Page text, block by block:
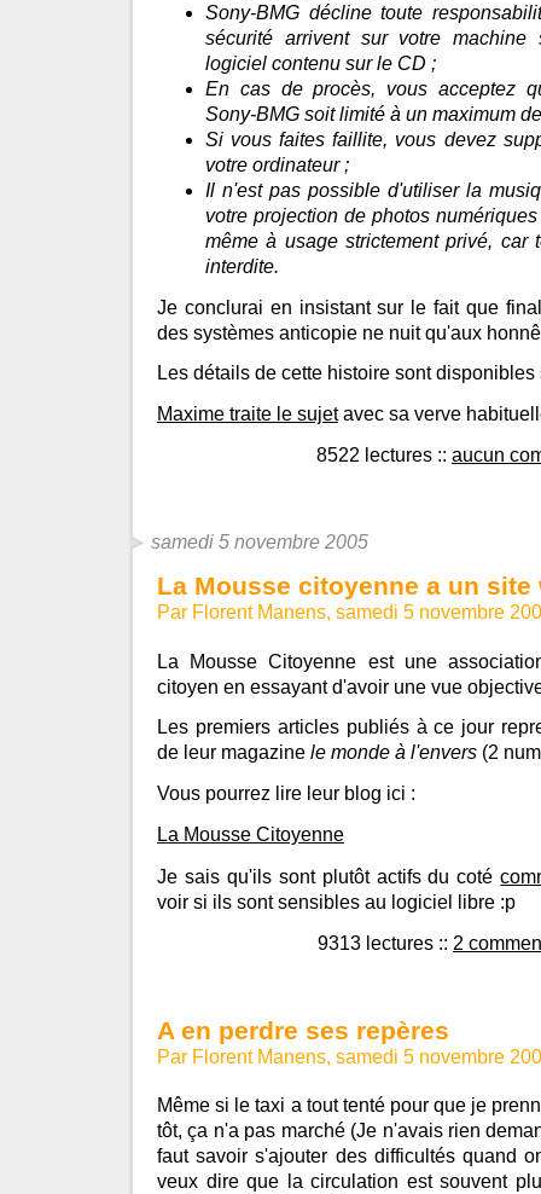
Sony-BMG décline toute
sécurité arrivent sur votre
logiciel contenu sur le CD ;
En cas de procès, vous acceptez
Sony-BMG soit limité à un maximum
Si vous faites faillite, vous devez
votre ordinateur ;
Il n'est pas possible d'utiliser la
votre projection de photos
même à usage strictement privé, car
interdite.
Je conclurai en insistant sur le fait que
des systèmes anticopie ne nuit qu'aux
Les détails de cette histoire sont
Maxime traite le sujetavec sa verve
8522 lectures :: aucun
samedi 5 novembre 2005
La Mousse citoyenne a un site
Par Florent Manens, samedi 5 novembre
La Mousse Citoyenne est une
citoyen en essayant d'avoir une vue
Les premiers articles publiés à ce jour
de leur magazine le monde à l'envers (2
Vous pourrez lire leur blog ici :
La Mousse Citoyenne
Je sais qu'ils sont plutôt actifs du coté
voir si ils sont sensibles au logiciel libre :p
9313 lectures :: 2
A en perdre ses repères
Par Florent Manens, samedi 5 novembre
Même si le taxi a tout tenté pour que je
tôt, ça n'a pas marché (Je n'avais rien
faut savoir s'ajouter des difficultés quand
veux dire que la circulation est souvent